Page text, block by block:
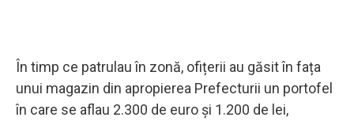
În timp ce patrulau în zonă, ofițerii au găsit în fața
unui magazin din apropierea Prefecturii un portofel
în care se aflau 2.300 de euro și 1.200 de lei,